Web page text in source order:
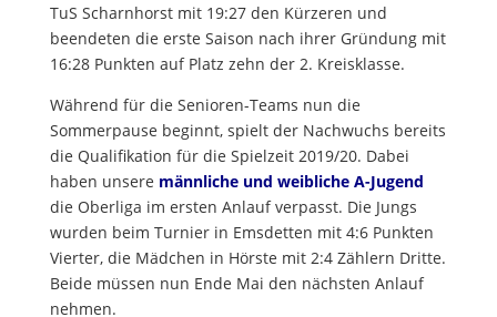
TuS Scharnhorst mit 19:27 den Kürzeren und
beendeten die erste Saison nach ihrer Gründung mit
16:28 Punkten auf Platz zehn der 2. Kreisklasse.
Während für die Senioren-Teams nun die
Sommerpause beginnt, spielt der Nachwuchs bereits
die Qualifikation für die Spielzeit 2019/20. Dabei
haben unsere männliche und weibliche A-Jugend
die Oberliga im ersten Anlauf verpasst. Die Jungs
wurden beim Turnier in Emsdetten mit 4:6 Punkten
Vierter, die Mädchen in Hörste mit 2:4 Zählern Dritte.
Beide müssen nun Ende Mai den nächsten Anlauf
nehmen.